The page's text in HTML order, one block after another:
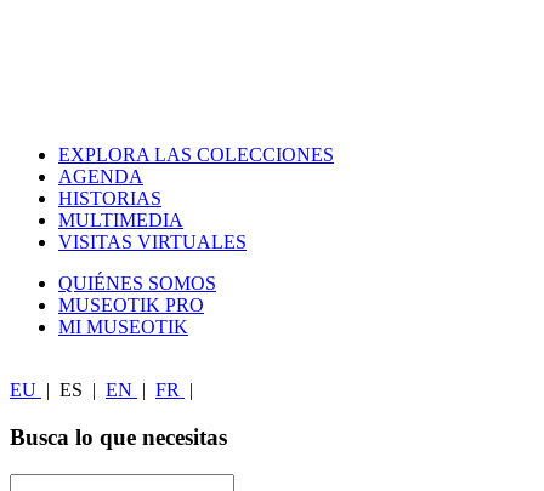
EXPLORA LAS COLECCIONES
AGENDA
HISTORIAS
MULTIMEDIA
VISITAS VIRTUALES
QUIÉNES SOMOS
MUSEOTIK PRO
MI MUSEOTIK
EU ES EN FR
Busca lo que necesitas